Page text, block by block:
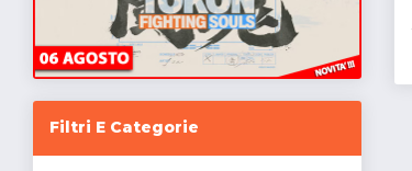
Filtri E Categorie